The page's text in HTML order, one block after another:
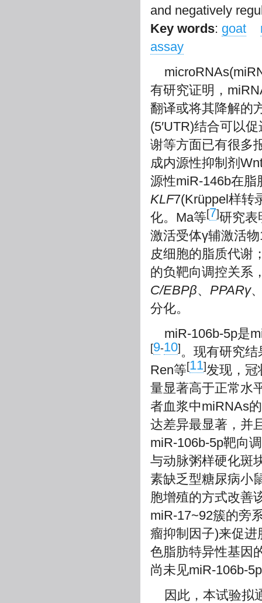
and negatively
Key words: goat
assay
有研究证明，
翻译或将其降解的
(5′UTR)结合可以
谢等方面已有很多
成内源性抑制剂
源性miR-146b在
KLF7(Krüppel样转
化。Ma等[7]研究表
激活受体γ辅激活
皮细胞的脂质代谢
的负靶向调控关系
C/EBPβ、 PPARγ
分化。
miR-106b-5p是
[9-10]。现有研究
Ren等[11]发现，冠
量显著高于正常水
者血浆中miRNAs
达差异最显著，并
miR-106b-5p靶向
与动脉粥样硬化斑
素缺乏型糖尿病小
胞增殖的方式改善
miR-17~92簇的旁
瘤抑制因子)来促
色脂肪特异性基因
尚未见miR-106b-
因此，本试验拟